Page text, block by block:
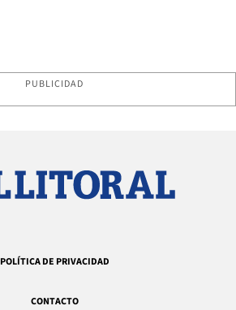
PUBLICIDAD
POLÍTICA DE PRIVACIDAD
CONTACTO